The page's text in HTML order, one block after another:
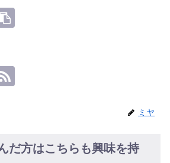
ミヤ
だ方はこちらも興味を持